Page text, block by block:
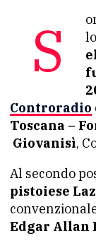
Controradio
Toscana –
Giovanisì,
Al secondo
pistoiese
Edgar Allan